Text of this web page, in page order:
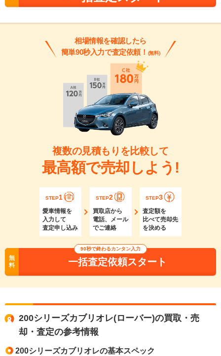
相場情報を確認したら
簡単90秒入力で査定依頼！ (無料)
複数の見積もりを比較して
最高額で売却しよう!
STEP1
愛車情報を
入力して
査定申し込み
STEP2
買取店から
電話、メール
でご連絡
STEP3
査定額を
比べて売却先
を決める
無
料
90秒で終わるカンタン入力
一括査定依頼スタート
200シリーズカブリオレ(ローバー)の買取・売
却・査定の参考情報
200シリーズカブリオレの基本スペック